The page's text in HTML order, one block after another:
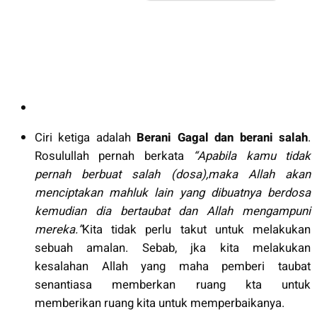
Ciri ketiga adalah Berani Gagal dan berani salah.
Rosulullah pernah berkata
“Apabila kamu tidak
pernah berbuat salah (dosa),maka Allah akan
menciptakan mahluk lain yang dibuatnya berdosa
kemudian dia bertaubat dan Allah mengampuni
mereka.”Kita tidak perlu takut untuk melakukan
sebuah amalan. Sebab, jka kita melakukan
kesalahan Allah yang maha pemberi taubat
senantiasa memberkan ruang kta untuk
memberikan ruang kita untuk memperbaikanya.